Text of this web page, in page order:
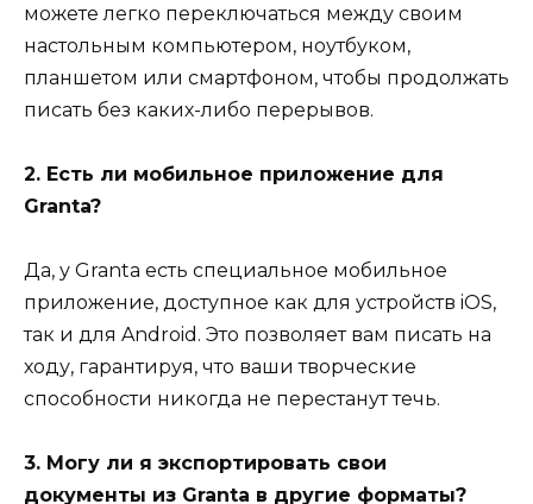
можете легко переключаться между своим
настольным компьютером, ноутбуком,
планшетом или смартфоном, чтобы продолжать
писать без каких-либо перерывов.
2. Есть ли мобильное приложение для
Granta?
Да, у Granta есть специальное мобильное
приложение, доступное как для устройств iOS,
так и для Android. Это позволяет вам писать на
ходу, гарантируя, что ваши творческие
способности никогда не перестанут течь.
3. Могу ли я экспортировать свои
документы из Granta в другие форматы?